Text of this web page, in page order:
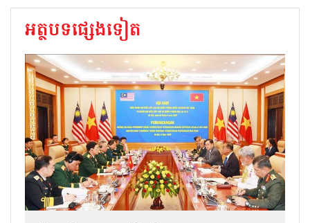
អត្ថបទផ្សេងទៀត